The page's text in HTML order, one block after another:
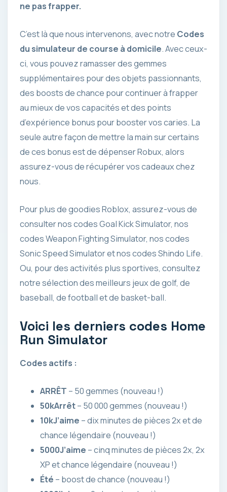
ne pas frapper.
C’est là que nous intervenons, avec notre Codes
du simulateur de course à domicile. Avec ceux-
ci, vous pouvez ramasser des gemmes
supplémentaires pour des objets passionnants,
des boosts de chance pour continuer à frapper
au mieux de vos capacités et des points
d’expérience bonus pour booster vos caries. La
seule autre façon de mettre la main sur certains
de ces bonus est de dépenser Robux, alors
assurez-vous de récupérer vos cadeaux chez
nous.
Pour plus de goodies Roblox, assurez-vous de
consulter nos codes Goal Kick Simulator, nos
codes Weapon Fighting Simulator, nos codes
Sonic Speed ​​Simulator et nos codes Shindo Life.
Ou, pour des activités plus sportives, consultez
notre sélection des meilleurs jeux de golf, de
baseball, de football et de basket-ball.
Voici les derniers codes Home
Run Simulator
Codes actifs :
ARRÊT – 50 gemmes (nouveau !)
50kArrêt– 50 000 gemmes (nouveau !)
10kJ’aime – dix minutes de pièces 2x et de
chance légendaire (nouveau !)
5000J’aime – cinq minutes de pièces 2x, 2x
XP et chance légendaire (nouveau !)
Été – boost de chance (nouveau !)